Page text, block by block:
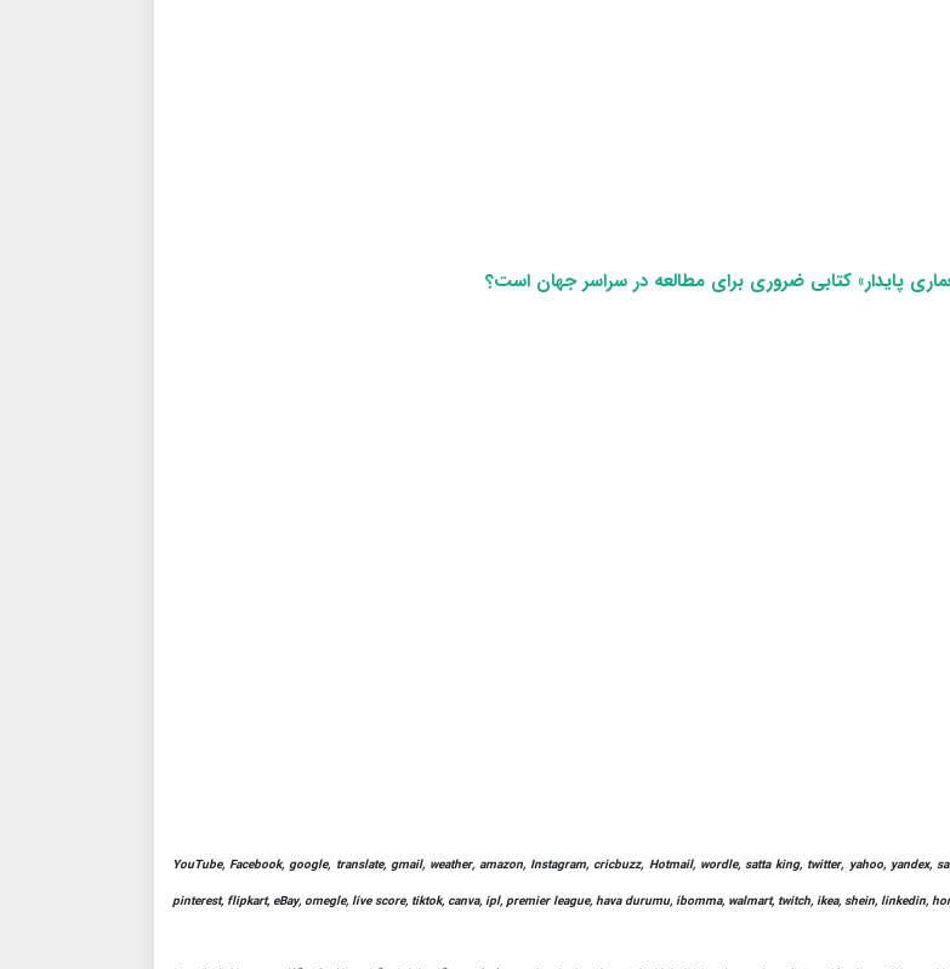
پایدار» کتابی ضروری برای مطالعه در سراسر جهان است؟
YouTube, Facebook, google, translate, gmail, weather, amazon, Instagram, cricbuzz, Hotmail, wordle, satta king, twitter, yahoo,
pinterest, flipkart, eBay, omegle, live score, tiktok, canva, ipl, premier league, hava durumu, ibomma, walmart, twitch, ikea, shein, linkedin,